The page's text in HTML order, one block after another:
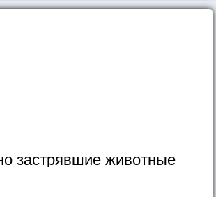
застрявшие животные